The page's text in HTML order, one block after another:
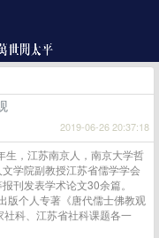
2019-06-26 20:37:18
生，江苏南京人，南京大学哲
学院副教授江苏省儒学学会
刊发表学术论文30余篇。
版个人专著《唐代儒士佛教观
科、江苏省社科课题各一